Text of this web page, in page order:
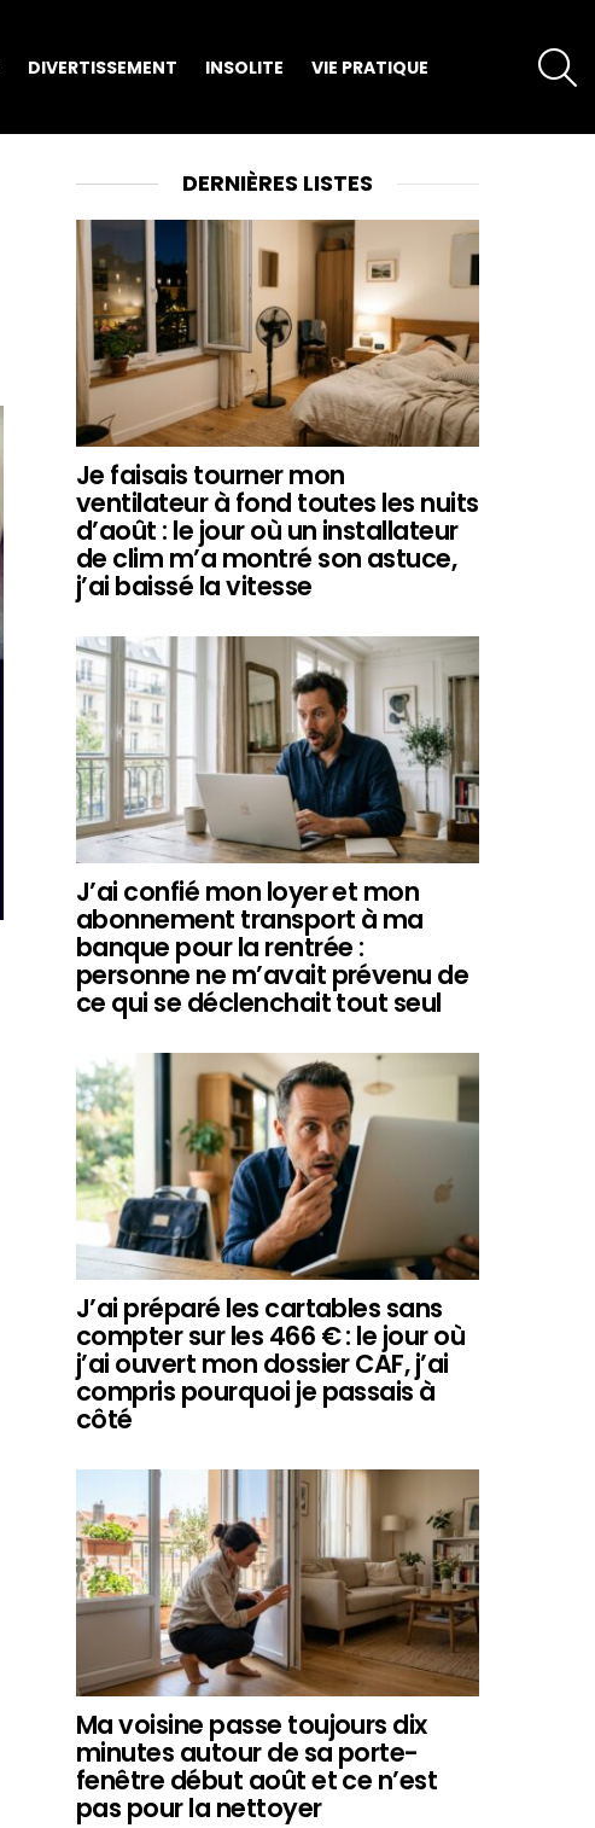
DIVERTISSEMENT INSOLITE VIE PRATIQUE
DERNIÈRES LISTES
Je faisais tourner mon
ventilateur à fond toutes les nuits
d’août : le jour où un installateur
de clim m’a montré son astuce,
j’ai baissé la vitesse
J’ai confié mon loyer et mon
abonnement transport à ma
banque pour la rentrée :
personne ne m’avait prévenu de
ce qui se déclenchait tout seul
J’ai préparé les cartables sans
compter sur les 466 € : le jour où
j’ai ouvert mon dossier CAF, j’ai
compris pourquoi je passais à
côté
Ma voisine passe toujours dix
minutes autour de sa porte-
fenêtre début août et ce n’est
pas pour la nettoyer